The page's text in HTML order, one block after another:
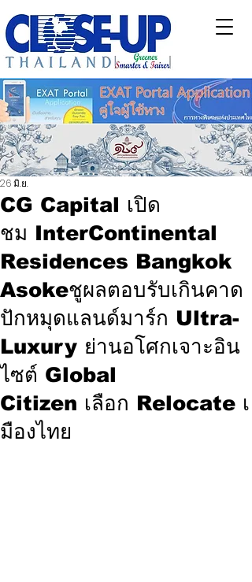
CG Capital เปิด
ชม InterContinental
Residences Bangkok
Asokeชูผลตอบรับเกินคาด
ปักหมุดแลนด์มาร์ก Ultra-
Luxury ย่านอโศกเจาะอิน
ไซต์ Global
Citizen เลือก Relocate เ
มืองไทย
26 มิ.ย.